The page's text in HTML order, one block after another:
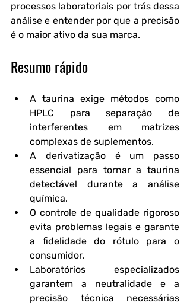
processos laboratoriais por trás dessa
análise e entender por que a precisão
é o maior ativo da sua marca.
Resumo rápido
A taurina exige métodos como
HPLC para separação de
interferentes em matrizes
complexas de suplementos.
A derivatização é um passo
essencial para tornar a taurina
detectável durante a análise
química.
O controle de qualidade rigoroso
evita problemas legais e garante
a fidelidade do rótulo para o
consumidor.
Laboratórios especializados
garantem a neutralidade e a
precisão técnica necessárias